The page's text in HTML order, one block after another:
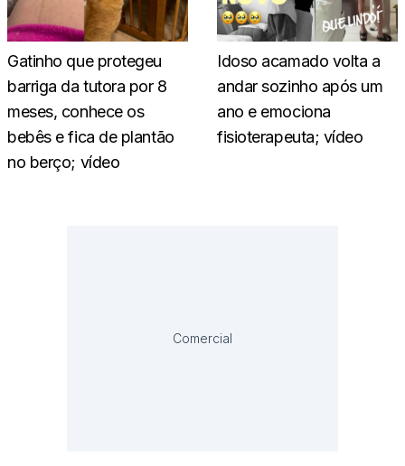
Gatinho que protegeu
barriga da tutora por 8
meses, conhece os
bebês e fica de plantão
no berço; vídeo
Idoso acamado volta a
andar sozinho após um
ano e emociona
fisioterapeuta; vídeo
Comercial